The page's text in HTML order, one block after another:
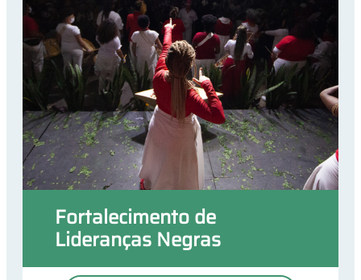
Fortalecimento de
Lideranças Negras